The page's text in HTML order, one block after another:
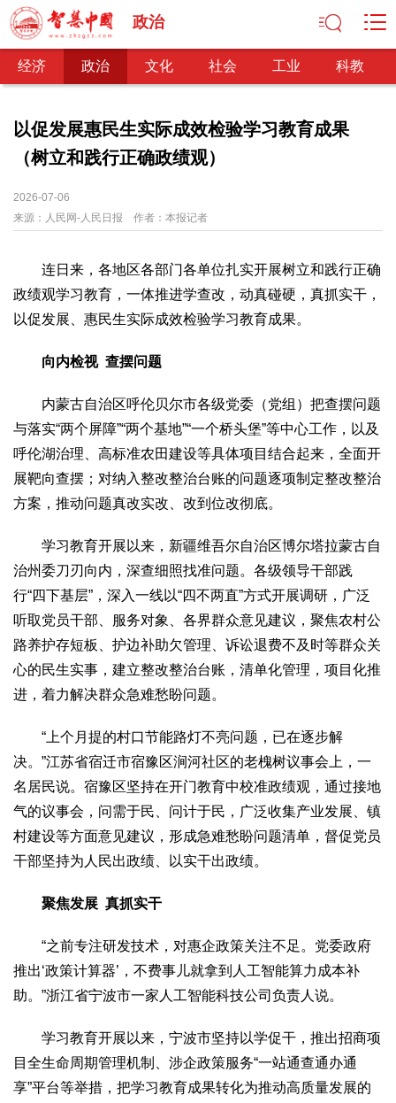
政治
经济 政治 文化 社会 工业 科教
经济
经济观察
经济转型
供给侧改革
司法公正
网文推荐
中华文化 核心价值 文化产业
文化观察
智海钩沉
社会
社会治理 社会保障 城乡发展 民生建设
工业
科教
科技观察 创新前沿 智慧教育 职业教育
三农
智慧农业 智慧乡村 基层之声
国防
国际合作 他山之石
生态
生态文明 能源资源 环境保护 地方生态 休闲旅游
访谈 动态
地方
京 津 冀 晋 蒙 辽 吉 黑 沪 苏 浙 皖
闽
赣
鲁 豫 鄂 湘 粤 桂 琼 渝 川 黔 滇
智库
智库建设 智库专家 智库战略 智库之声
以促发展惠民生实际成效检验学习教育成果
（树立和践行正确政绩观）
2026-07-06
来源： 人民网-人民日报 作者： 本报记者
连日来，各地区各部门各单位扎实开展树立和践行正确
政绩观学习教育，一体推进学查改，动真碰硬，真抓实干，
以促发展、惠民生实际成效检验学习教育成果。
向内检视 查摆问题
内蒙古自治区呼伦贝尔市各级党委（党组）把查摆问题
与落实“两个屏障”“两个基地”“一个桥头堡”等中心工作，以及
呼伦湖治理、高标准农田建设等具体项目结合起来，全面开
展靶向查摆；对纳入整改整治台账的问题逐项制定整改整治
方案，推动问题真改实改、改到位改彻底。
学习教育开展以来，新疆维吾尔自治区博尔塔拉蒙古自
治州委刀刃向内，深查细照找准问题。各级领导干部践
行“四下基层”，深入一线以“四不两直”方式开展调研，广泛
听取党员干部、服务对象、各界群众意见建议，聚焦农村公
路养护存短板、护边补助欠管理、诉讼退费不及时等群众关
心的民生实事，建立整改整治台账，清单化管理，项目化推
进，着力解决群众急难愁盼问题。
“上个月提的村口节能路灯不亮问题，已在逐步解
决。”江苏省宿迁市宿豫区涧河社区的老槐树议事会上，一
名居民说。宿豫区坚持在开门教育中校准政绩观，通过接地
气的议事会，问需于民、问计于民，广泛收集产业发展、镇
村建设等方面意见建议，形成急难愁盼问题清单，督促党员
干部坚持为人民出政绩、以实干出政绩。
聚焦发展 真抓实干
“之前专注研发技术，对惠企政策关注不足。党委政府
推出‘政策计算器’，不费事儿就拿到人工智能算力成本补
助。”浙江省宁波市一家人工智能科技公司负责人说。
学习教育开展以来，宁波市坚持以学促干，推出招商项
目全生命周期管理机制、涉企政策服务“一站通查通办通
享”平台等举措，把学习教育成果转化为推动高质量发展的